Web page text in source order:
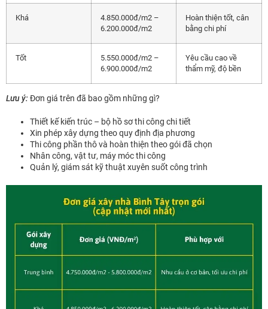
Khá
4.850.000đ/m2 –
6.200.000đ/m2
Hoàn thiện tốt, cân
bằng chi phí
Tốt
5.550.000đ/m2 –
6.900.000đ/m2
Yêu cầu cao về
thẩm mỹ, độ bền
Lưu ý: Đơn giá trên đã bao gồm những gì?
Thiết kế kiến trúc – bộ hồ sơ thi công chi tiết
Xin phép xây dựng theo quy định địa phương
Thi công phần thô và hoàn thiện theo gói đã chọn
Nhân công, vật tư, máy móc thi công
Quản lý, giám sát kỹ thuật xuyên suốt công trình